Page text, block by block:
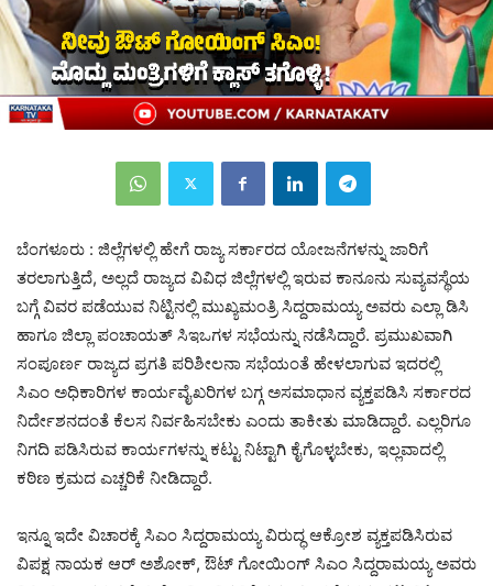
ಬೆಂಗಳೂರು : ಜಿಲ್ಲೆಗಳಲ್ಲಿ ಹೇಗೆ ರಾಜ್ಯ ಸರ್ಕಾರದ ಯೋಜನೆಗಳನ್ನು ಜಾರಿಗೆ
ತರಲಾಗುತ್ತಿದೆ, ಅಲ್ಲದೆ ರಾಜ್ಯದ ವಿವಿಧ ಜಿಲ್ಲೆಗಳಲ್ಲಿ ಇರುವ ಕಾನೂನು ಸುವ್ಯವಸ್ಥೆಯ
ಬಗ್ಗೆ ವಿವರ ಪಡೆಯುವ ನಿಟ್ಟಿನಲ್ಲಿ ಮುಖ್ಯಮಂತ್ರಿ ಸಿದ್ದರಾಮಯ್ಯ ಅವರು ಎಲ್ಲಾ ಡಿಸಿ
ಹಾಗೂ ಜಿಲ್ಲಾ ಪಂಚಾಯತ್‌ ಸಿಇಒಗಳ ಸಭೆಯನ್ನು ನಡೆಸಿದ್ದಾರೆ. ಪ್ರಮುಖವಾಗಿ
ಸಂಪೂರ್ಣ ರಾಜ್ಯದ ಪ್ರಗತಿ ಪರಿಶೀಲನಾ ಸಭೆಯಂತೆ ಹೇಳಲಾಗುವ ಇದರಲ್ಲಿ
ಸಿಎಂ ಅಧಿಕಾರಿಗಳ ಕಾರ್ಯವೈಖರಿಗಳ ಬಗ್ಗ ಅಸಮಾಧಾನ ವ್ಯಕ್ತಪಡಿಸಿ ಸರ್ಕಾರದ
ನಿರ್ದೇಶನದಂತೆ ಕೆಲಸ ನಿರ್ವಹಿಸಬೇಕು ಎಂದು ತಾಕೀತು ಮಾಡಿದ್ದಾರೆ. ಎಲ್ಲರಿಗೂ
ನಿಗದಿ ಪಡಿಸಿರುವ ಕಾರ್ಯಗಳನ್ನು ಕಟ್ಟು ನಿಟ್ಟಾಗಿ ಕೈಗೊಳ್ಳಬೇಕು, ಇಲ್ಲವಾದಲ್ಲಿ
ಕಠಿಣ ಕ್ರಮದ ಎಚ್ಚರಿಕೆ ನೀಡಿದ್ದಾರೆ.
ಇನ್ನೂ ಇದೇ ವಿಚಾರಕ್ಕೆ ಸಿಎಂ ಸಿದ್ದರಾಮಯ್ಯ ವಿರುದ್ಧ ಆಕ್ರೋಶ ವ್ಯಕ್ತಪಡಿಸಿರುವ
ವಿಪಕ್ಷ ನಾಯಕ ಆರ್‌ ಅಶೋಕ್‌, ಔಟ್‌ ಗೋಯಿಂಗ್ ಸಿಎಂ ಸಿದ್ದರಾಮಯ್ಯ ಅವರು